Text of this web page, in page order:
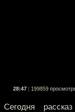
28:47 199859
Сегодня